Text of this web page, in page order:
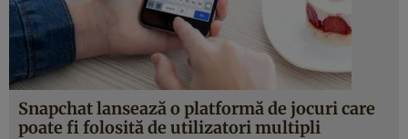
Snapchat lansează o platformă de jocuri care
poate fi folosită de utilizatori multipli